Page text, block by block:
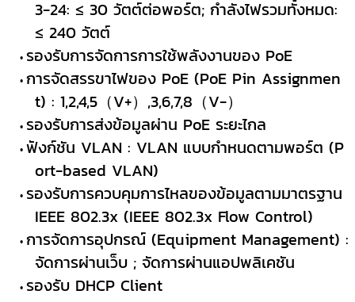
3-24: ≤ 30 วัตต์ต่อพอร์ต; กำลังไฟรวมทั้งหมด:
≤ 240 วัตต์
รองรับการจัดการการใช้พลังงานของ PoE
การจัดสรรขาไฟของ PoE (PoE Pin Assignmen
t) : 1,2,4,5（V+）,3,6,7,8（V-）
รองรับการส่งข้อมูลผ่าน PoE ระยะไกล
ฟังก์ชัน VLAN : VLAN แบบกำหนดตามพอร์ต (P
ort-based VLAN)
รองรับการควบคุมการไหลของข้อมูลตามมาตรฐาน
IEEE 802.3x (IEEE 802.3x Flow Control)
การจัดการอุปกรณ์ (Equipment Management) :
จัดการผ่านเว็บ ; จัดการผ่านแอปพลิเคชัน
รองรับ DHCP Client